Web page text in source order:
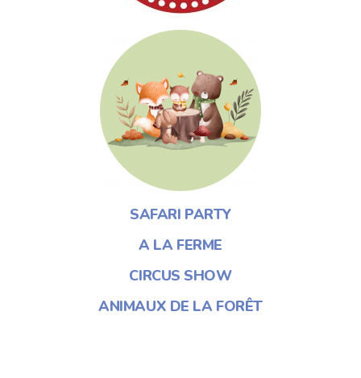
SAFARI PARTY
A LA FERME
CIRCUS SHOW
ANIMAUX DE LA FORÊT